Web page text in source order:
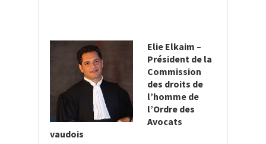
Elie Elkaim –
Président de la
Commission
des droits de
l’homme de
l’Ordre des
Avocats
vaudois